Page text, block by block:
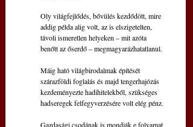
Oly világfejlődés, bővülés kezdődött, mire
addig példa alig volt, az is elszigetelten,
távoli ismeretlen helyeken – mit azóta
benőtt az őserdő – megmagyarázhatatlanul.
Máig ható világbirodalmak építését
szárazföldi foglalás és majd tengerhajózás
kezdeményezte hadihitelekből, szükséges
hadseregek felfegyverzésére volt elég pénz.
Gazdasági csodának is mondják e folyamat